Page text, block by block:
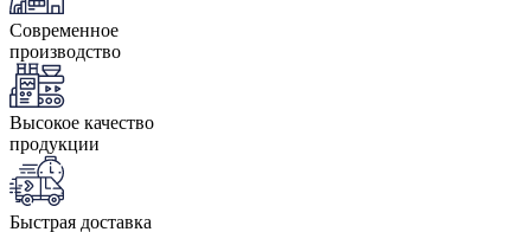
Современное
производство
Высокое качество
продукции
Быстрая доставка